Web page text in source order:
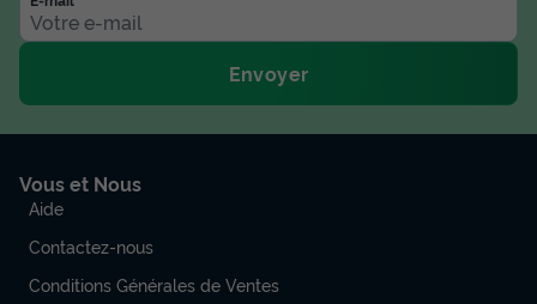
Envoyer
Vous et Nous
Aide
Contactez-nous
Conditions Générales de Ventes